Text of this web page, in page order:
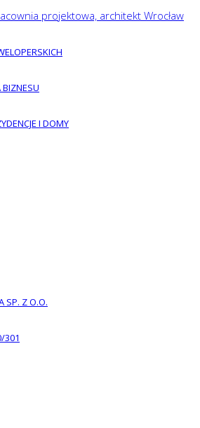
BIZNESU
I DOMY
SP. Z O.O.
301